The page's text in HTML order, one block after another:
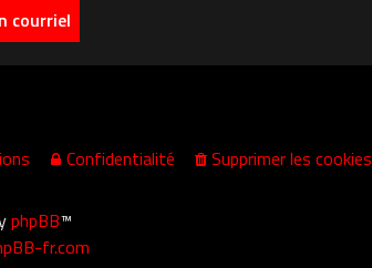
Supprimer les cookies
Confidentialité
phpBB™
fr.com